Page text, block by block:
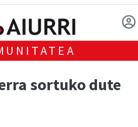
sortuko dute